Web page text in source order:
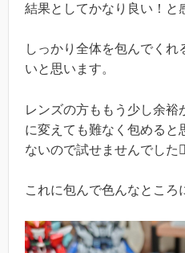
結果としてかなり良い！と
しっかり全体を包んでくれ
いと思います。
レンズの方ももう少し余
に変えても難なく包めると
ないので試せませんでした
これに包んで色んなところ